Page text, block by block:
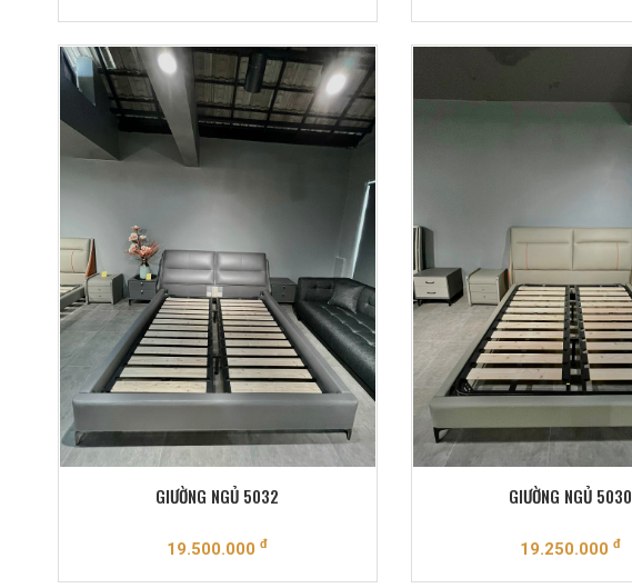
GIƯỜNG NGỦ 5032
19.500.000đ
GIƯỜNG NGỦ 5030
19.250.000 đ